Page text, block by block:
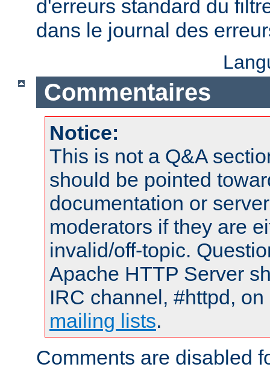
d'erreurs standard du
dans le journal des
Commentaires
Notice:
This is not a Q&A
should be pointed
documentation or
moderators if they are
invalid/off-topic.
Apache HTTP Server
IRC channel, #httpd,
mailing lists.
Comments are disabled